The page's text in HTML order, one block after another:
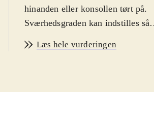
hinanden eller konsollen tørt på.
Sværhedsgraden kan indstilles så
Ikon for vold. PEGI: 16.
en PS3 remasteret udgave. Takket
Læs hele vurderingen